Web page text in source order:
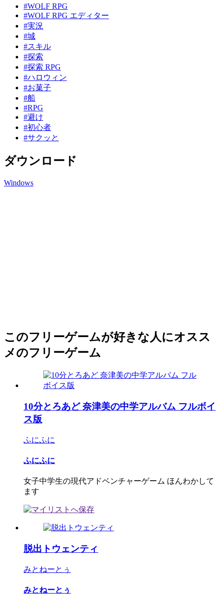
#WOLF RPG
#WOLF RPG エディター
#実況
#城
#スキル
#探索
#探索 RPG
#ハロウィン
#お菓子
#船
#RPG
#避け
#初心者
#サクッと
ダウンロード
Windows
このフリーゲームが好きな人にオスス
メのフリーゲーム
10分とろあど 奈津美の中学アルバム フルボイ
ス版
ふにふに
ふにふに
女子中学生の現代アドベンチャーゲーム ほんわかして
ます
脱出トウェンティ
みとねーとぅ
みとねーとぅ